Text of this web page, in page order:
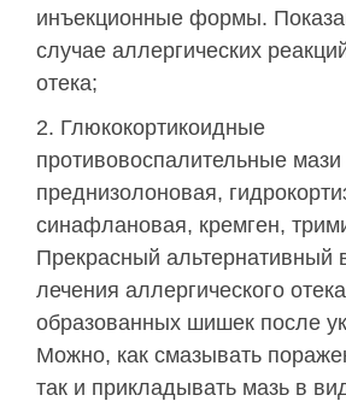
инъекционные формы.
случае аллергических
отека;
Глюкокортикоидные
противовоспалительные мази
преднизолоновая,
синафлановая, кремген,
Прекрасный альтернативный
лечения аллергического
образованных шишек после
Можно, как смазывать
так и прикладывать мазь в